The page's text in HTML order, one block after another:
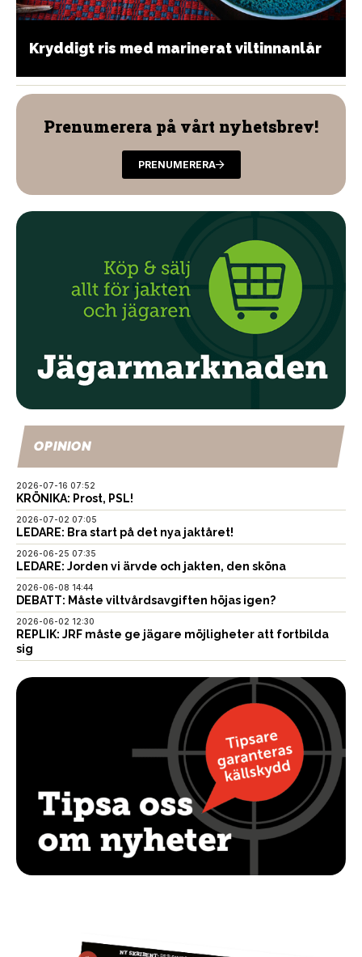
Kryddigt ris med marinerat viltinnanlår
Prenumerera på vårt nyhetsbrev!
PRENUMERERA
OPINION
2026-07-16 07:52
KRÖNIKA: Prost, PSL!
2026-07-02 07:05
LEDARE: Bra start på det nya jaktåret!
2026-06-25 07:35
LEDARE: Jorden vi ärvde och jakten, den sköna
2026-06-08 14:44
DEBATT: Måste viltvårdsavgiften höjas igen?
2026-06-02 12:30
REPLIK: JRF måste ge jägare möjligheter att fortbilda
sig